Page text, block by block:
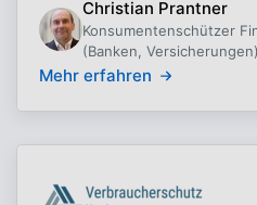
Christian Prantner
Konsumentenschützer
(Banken,
Mehr erfahren